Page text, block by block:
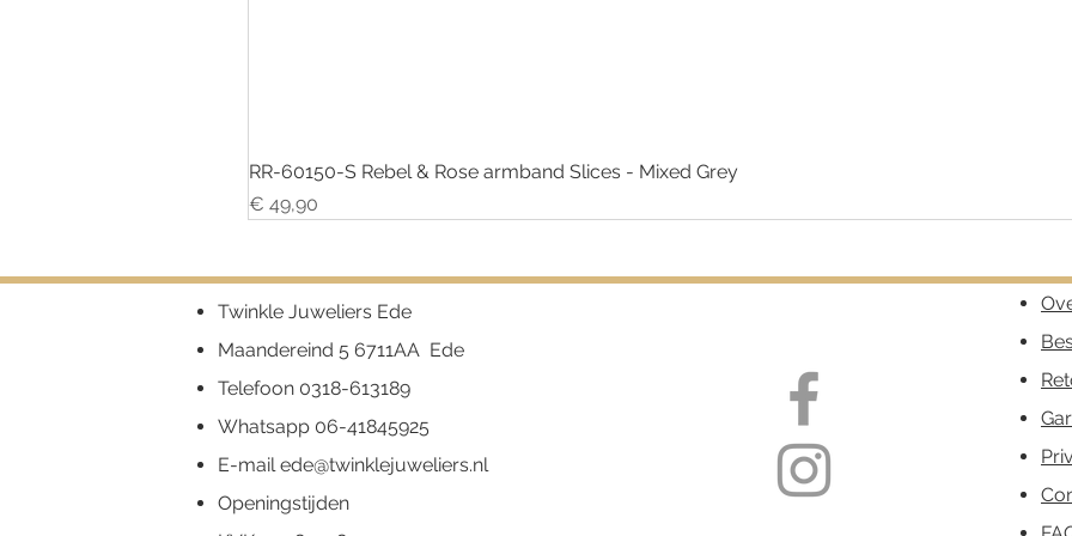
RR-60150-S Rebel & Rose armband Slices - Mixed Grey
Prijs
€ 49,90
Twinkle Juweliers Ede
Maandereind 5 6711AA Ede
Telefoon 0318-613189
Whatsapp 06-41845925
E-mailede@twinklejuweliers.nl
Openingstijden